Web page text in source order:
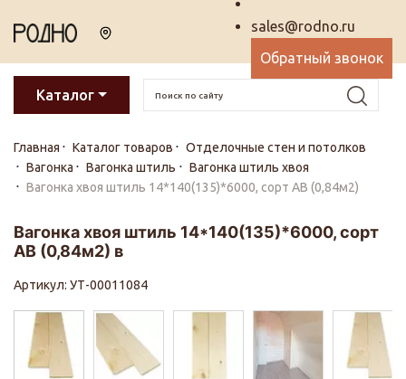
sales@rodno.ru
Обратный звонок
Каталог
Главная Каталог товаров
Отделочные стен и потолков
Вагонка
Вагонка штиль
Вагонка штиль хвоя
Вагонка хвоя штиль 14*140(135)*6000, сорт АВ (0,84м2)
Вагонка хвоя штиль 14*140(135)*6000, сорт
АВ (0,84м2) в
Артикул: УТ-00011084